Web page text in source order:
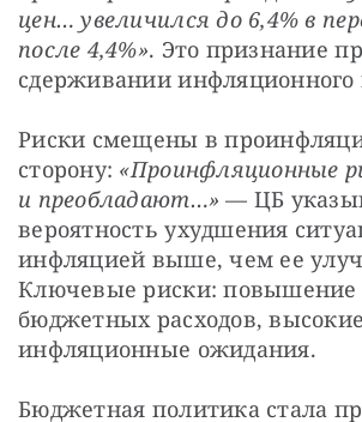
цен… увеличился до 6,4% в
после 4,4%». Это признание
сдерживании инфляционного
Риски смещены в
сторону: «Проинфляционные
и преобладают…» — ЦБ
вероятность ухудшения
инфляцией выше, чем ее
Ключевые риски: повышение
бюджетных расходов, высокие
инфляционные ожидания.